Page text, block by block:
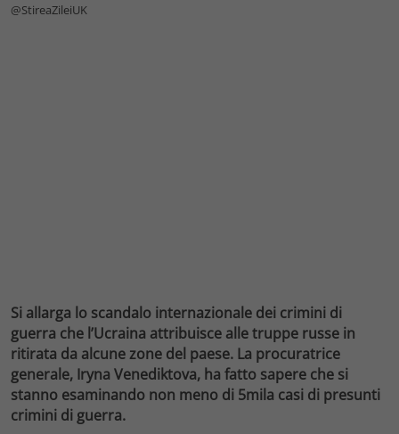
@StireaZileiUK
Si allarga lo scandalo internazionale dei crimini di
guerra che l’Ucraina attribuisce alle truppe russe in
ritirata da alcune zone del paese. La procuratrice
generale, Iryna Venediktova, ha fatto sapere che si
stanno esaminando non meno di 5mila casi di presunti
crimini di guerra.